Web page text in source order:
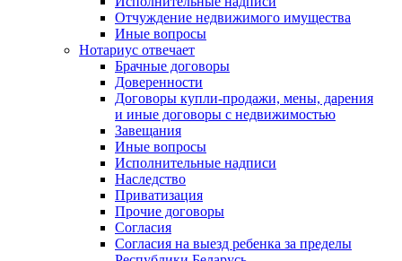
Отчуждение недвижимого имущества
Иные вопросы
Нотариус отвечает
Брачные договоры
Доверенности
Договоры купли-продажи, мены, дарения
и иные договоры с недвижимостью
Завещания
Иные вопросы
Исполнительные надписи
Наследство
Приватизация
Прочие договоры
Согласия
Согласия на выезд ребенка за пределы